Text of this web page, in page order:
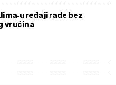
uređaji rade bez
vrućina